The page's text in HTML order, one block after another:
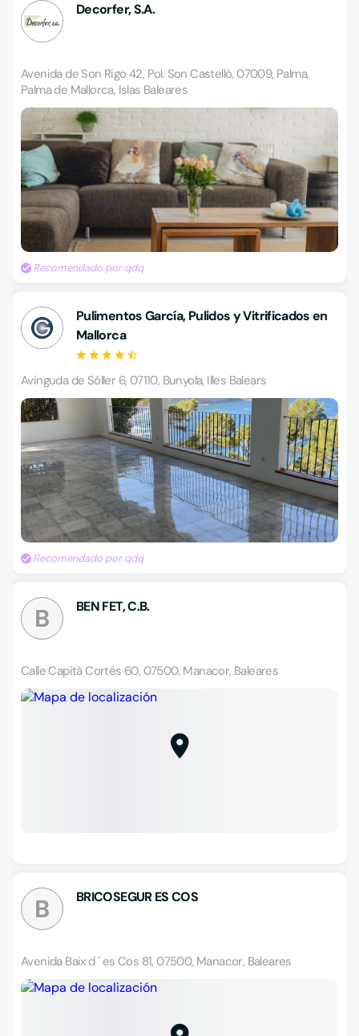
Decorfer, S.A.
Avenida de Son Rigo 42, Pol. Son Castelló, 07009, Palma,
Palma de Mallorca, Islas Baleares
Recomendado por qdq
Pulimentos García, Pulidos y Vitrificados en
Mallorca
Avinguda de Sóller 6, 07110, Bunyola, Illes Balears
Recomendado por qdq
B BEN FET, C.B.
Calle Capità Cortés 60, 07500, Manacor, Baleares
B BRICOSEGUR ES COS
Avenida Baix d ´ es Cos 81, 07500, Manacor, Baleares